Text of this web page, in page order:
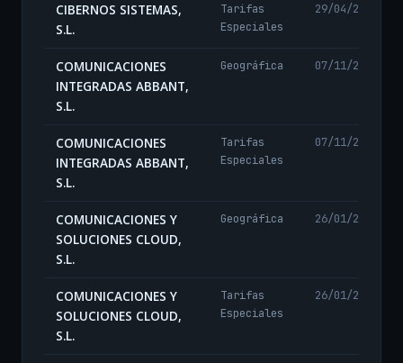
CIBERNOS SISTEMAS,
S.L.
Tarifas
Especiales
29/04/2024
COMUNICACIONES
INTEGRADAS ABBANT,
S.L.
Geográfica 07/11/2024
COMUNICACIONES
INTEGRADAS ABBANT,
S.L.
Tarifas
Especiales
07/11/2024
COMUNICACIONES Y
SOLUCIONES CLOUD,
S.L.
Geográfica 26/01/2026
COMUNICACIONES Y
SOLUCIONES CLOUD,
S.L.
Tarifas
Especiales
26/01/2026